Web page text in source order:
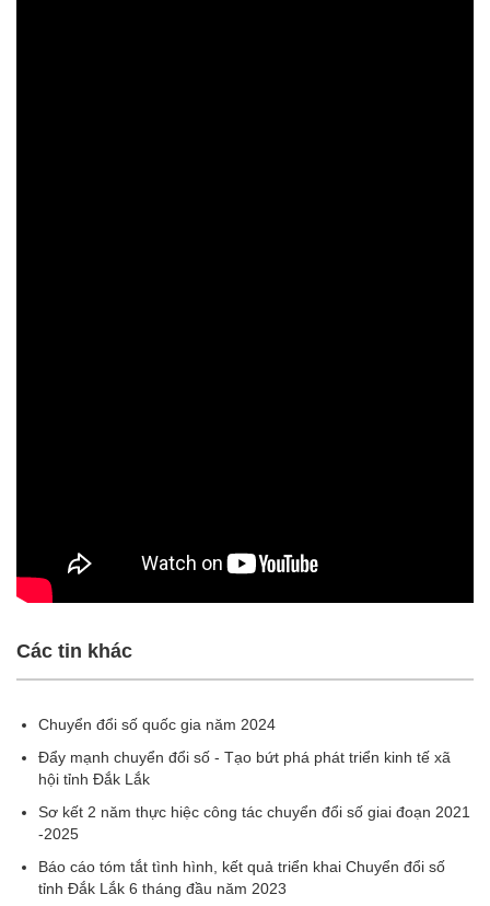
Các tin khác
Chuyển đổi số quốc gia năm 2024
Đẩy mạnh chuyển đổi số - Tạo bứt phá phát triển kinh tế xã
hội tỉnh Đắk Lắk
Sơ kết 2 năm thực hiệc công tác chuyển đổi số giai đoạn 2021
-2025
Báo cáo tóm tắt tình hình, kết quả triển khai Chuyển đổi số
tỉnh Đắk Lắk 6 tháng đầu năm 2023